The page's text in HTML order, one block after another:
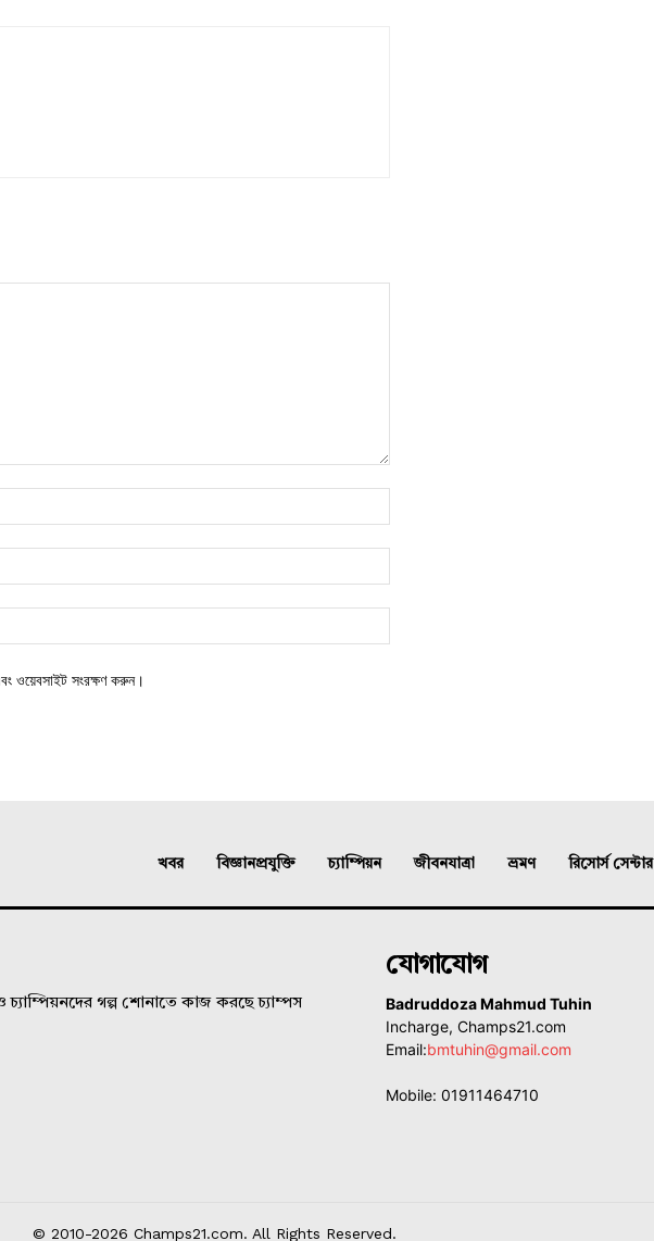
ওয়েবসাইট সংরক্ষণ করুন।
খবর বিজ্ঞানপ্রযুক্তি চ্যাম্পিয়ন জীবনযাত্রা ভ্রমণ রিসোর্স সেন্টার
গল্প শোনাতে কাজ করছে চ্যাম্পস
যোগাযোগ
Badruddoza Mahmud Tuhin
Incharge, Champs21.com
Email:bmtuhin@gmail.com
Mobile: 01911464710
© 2010-2026 Champs21.com. All Rights Reserved.